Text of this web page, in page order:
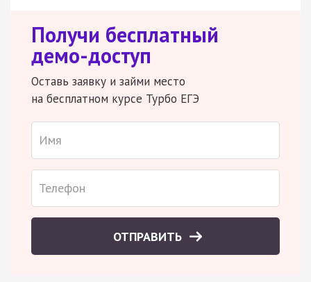
Получи бесплатный
демо-доступ
Оставь заявку и займи место
на бесплатном курсе Турбо ЕГЭ
ОТПРАВИТЬ